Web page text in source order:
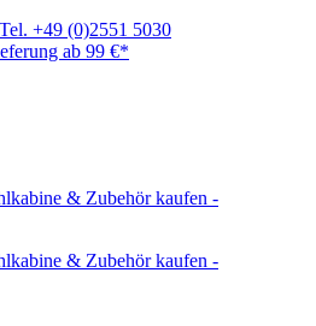
+49 (0)2551 5030
ab 99 €*